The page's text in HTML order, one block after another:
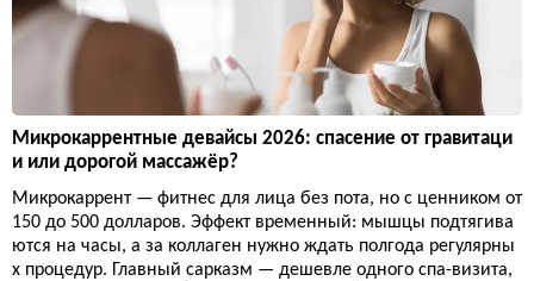
Микрокаррентные девайсы 2026: спасение от гравитаци
и или дорогой массажёр?
Микрокаррент — фитнес для лица без пота, но с ценником от
150 до 500 долларов. Эффект временный: мышцы подтягива
ются на часы, а за коллаген нужно ждать полгода регулярны
х процедур. Главный сарказм — дешевле одного спа-визита,